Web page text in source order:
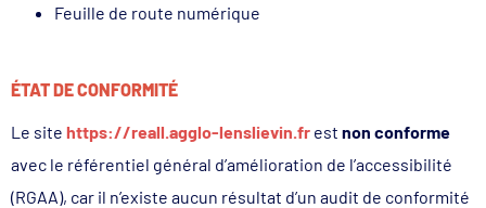
Feuille de route numérique
ÉTAT DE CONFORMITÉ
Le site https://reall.agglo-lenslievin.fr est non conforme
avec le référentiel général d’amélioration de l’accessibilité
(RGAA), car il n’existe aucun résultat d’un audit de conformité